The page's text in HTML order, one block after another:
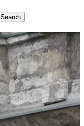
Search